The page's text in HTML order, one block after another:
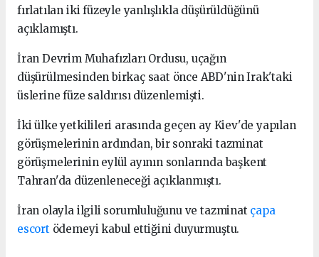
fırlatılan iki füzeyle yanlışlıkla düşürüldüğünü
açıklamıştı.
İran Devrim Muhafızları Ordusu, uçağın
düşürülmesinden birkaç saat önce ABD'nin Irak'taki
üslerine füze saldırısı düzenlemişti.
İki ülke yetkilileri arasında geçen ay Kiev'de yapılan
görüşmelerinin ardından, bir sonraki tazminat
görüşmelerinin eylül ayının sonlarında başkent
Tahran'da düzenleneceği açıklanmıştı.
İran olayla ilgili sorumluluğunu ve tazminat çapa
escort ödemeyi kabul ettiğini duyurmuştu.